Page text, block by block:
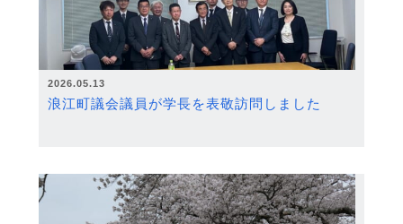
2026.05.13
浪江町議会議員が学長を表敬訪問しました